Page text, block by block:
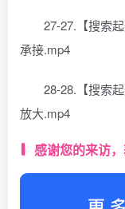
27-27.【搜索
承接.mp4
28-28.【搜索
放大.mp4
感谢您的来访